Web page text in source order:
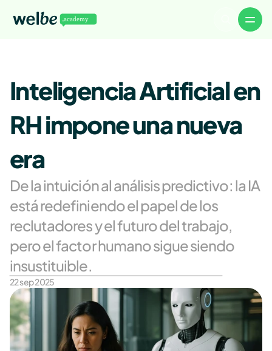
About
Careers
Advertise
Contact
Noticias
Eventos
WelbeTalks
Descargables
Inteligencia Artificial en
RH impone una nueva
era
De la intuición al análisis predictivo: la IA
está redefiniendo el papel de los
reclutadores y el futuro del trabajo,
pero el factor humano sigue siendo
insustituible.
22 sep 2025